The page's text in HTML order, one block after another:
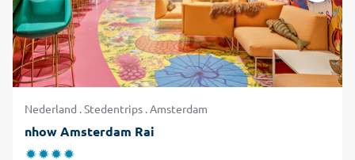
Nederland . Stedentrips . Amsterdam
nhow Amsterdam Rai